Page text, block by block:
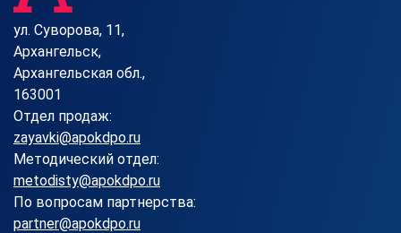
ул. Суворова, 11,
Архангельск,
Архангельская обл.,
163001
Отдел продаж:
zayavki@apokdpo.ru
Методический отдел:
metodisty@apokdpo.ru
По вопросам партнерства:
partner@apokdpo.ru